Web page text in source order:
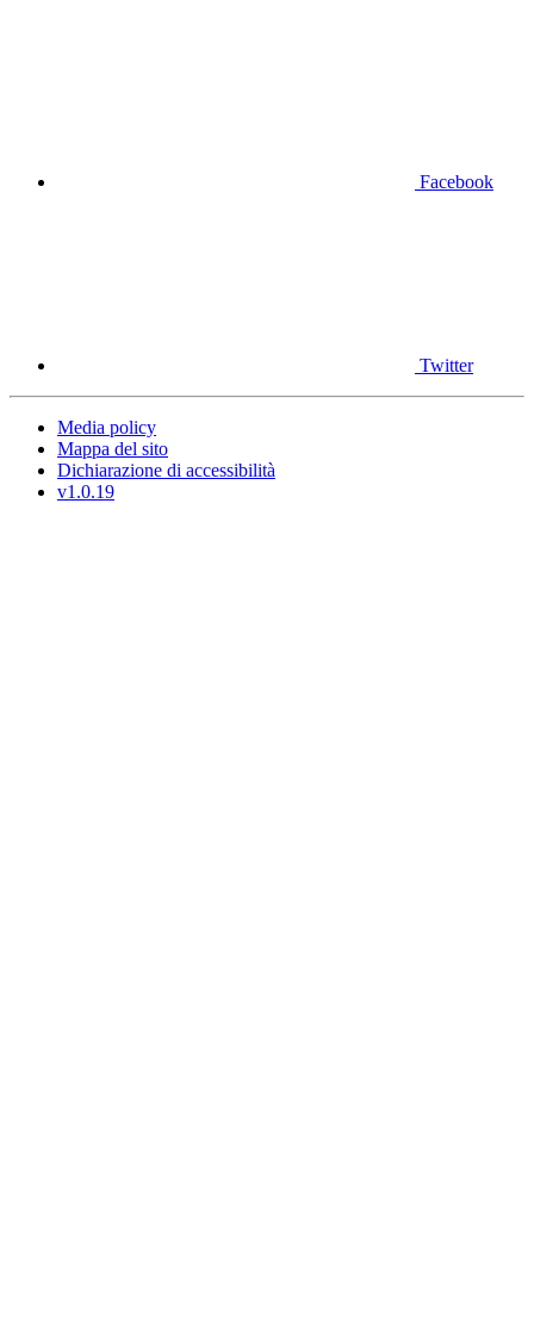
Facebook
Twitter
Media policy
Mappa del sito
Dichiarazione di accessibilità
v1.0.19